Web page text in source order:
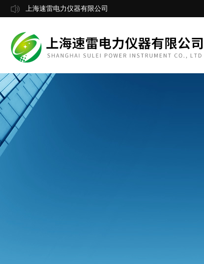
上海速雷电力仪器有限公司